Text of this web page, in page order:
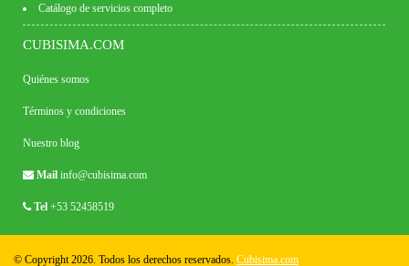
Catálogo de servicios completo
CUBISIMA.COM
Quiénes somos
Términos y condiciones
Nuestro blog
Mail info@cubisima.com
Tel +53 52458519
© Copyright 2026. Todos los derechos reservados. Cubisima.com